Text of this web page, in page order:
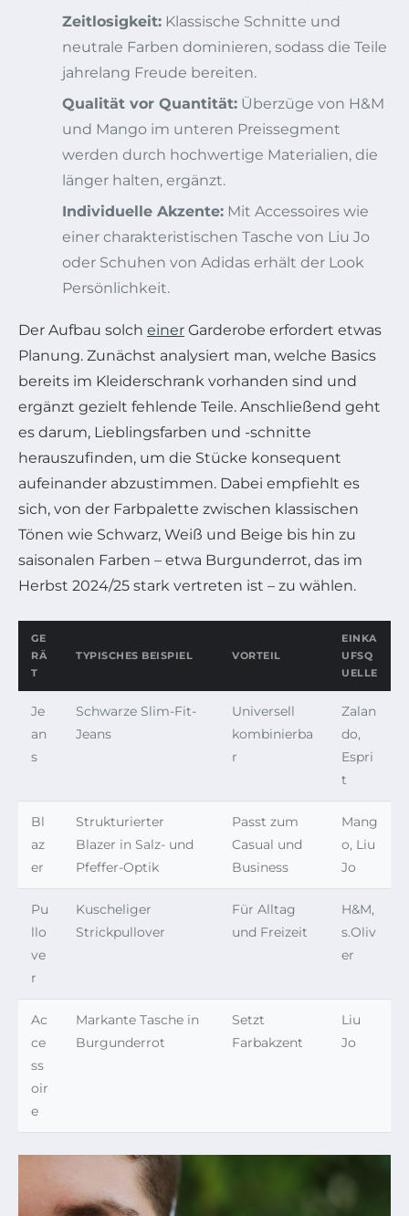
Zeitlosigkeit: Klassische Schnitte und
neutrale Farben dominieren, sodass die Teile
jahrelang Freude bereiten.
Qualität vor Quantität: Überzüge von H&M
und Mango im unteren Preissegment
werden durch hochwertige Materialien, die
länger halten, ergänzt.
Individuelle Akzente: Mit Accessoires wie
einer charakteristischen Tasche von Liu Jo
oder Schuhen von Adidas erhält der Look
Persönlichkeit.
Der Aufbau solch einer Garderobe erfordert etwas
Planung. Zunächst analysiert man, welche Basics
bereits im Kleiderschrank vorhanden sind und
ergänzt gezielt fehlende Teile. Anschließend geht
es darum, Lieblingsfarben und -schnitte
herauszufinden, um die Stücke konsequent
aufeinander abzustimmen. Dabei empfiehlt es
sich, von der Farbpalette zwischen klassischen
Tönen wie Schwarz, Weiß und Beige bis hin zu
saisonalen Farben – etwa Burgunderrot, das im
Herbst 2024/25 stark vertreten ist – zu wählen.
GE
RÄ
T
TYPISCHES BEISPIEL VORTEIL
EINKA
UFSQ
UELLE
Je
an
s
Schwarze Slim-Fit-
Jeans
Universell
kombinierba
r
Zalan
do,
Espri
t
Bl
az
er
Strukturierter
Blazer in Salz- und
Pfeffer-Optik
Passt zum
Casual und
Business
Mang
o, Liu
Jo
Pu
llo
ve
r
Kuscheliger
Strickpullover
Für Alltag
und Freizeit
H&M,
s.Oliv
er
Ac
ce
ss
oir
e
Markante Tasche in
Burgunderrot
Setzt
Farbakzent
Liu
Jo